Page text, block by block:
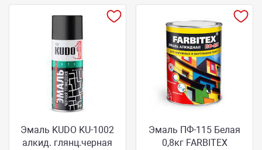
Эмаль KUDO KU-1002
алкид. глянц.черная
Эмаль ПФ-115 Белая
0,8кг FARBITEX